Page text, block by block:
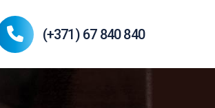
(+371) 67 840 840